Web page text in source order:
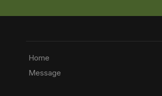
Home
Message